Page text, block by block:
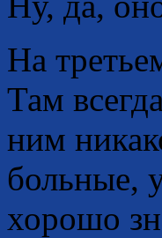
На
Там
ним
больные,
хорошо